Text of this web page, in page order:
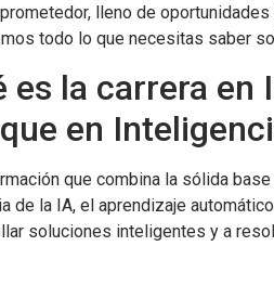
lleno de
todo lo que necesitas saber
es la carrera
en
que combina la sólida
de la IA, el aprendizaje
soluciones inteligentes y a